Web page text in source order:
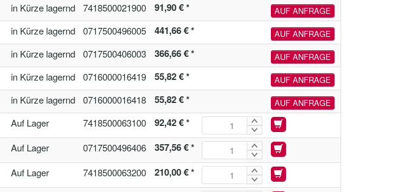
in Kürze lagernd 7418500021900 91,90 € * AUF ANFRAGE
in Kürze lagernd 0717500496005 441,66 € * AUF ANFRAGE
in Kürze lagernd 0717500406003 366,66 € * AUF ANFRAGE
in Kürze lagernd 0716000016419 55,82 € * AUF ANFRAGE
in Kürze lagernd 0716000016418 55,82 € * AUF ANFRAGE
Auf Lager 7418500063100 92,42 € *
Auf Lager 0717500496406 357,56 € *
Auf Lager 7418500063200 210,00 € *